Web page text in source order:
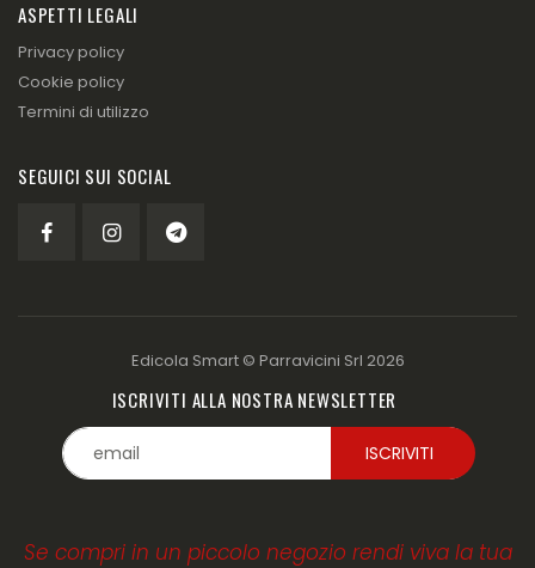
ASPETTI LEGALI
Privacy policy
Cookie policy
Termini di utilizzo
SEGUICI SUI SOCIAL
Edicola Smart © Parravicini Srl 2026
ISCRIVITI ALLA NOSTRA NEWSLETTER
Se compri in un piccolo negozio rendi viva la tua